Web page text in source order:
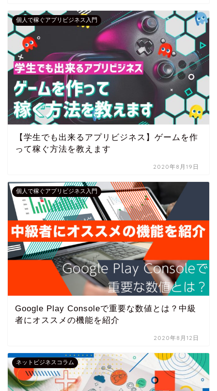
個人で稼ぐアプリビジネス入門
【学生でも出来るアプリビジネス】ゲームを作
って稼ぐ方法を教えます
2020年8月19日
個人で稼ぐアプリビジネス入門
Google Play Consoleで重要な数値とは？中級
者にオススメの機能を紹介
2020年8月12日
ネットビジネスコラム